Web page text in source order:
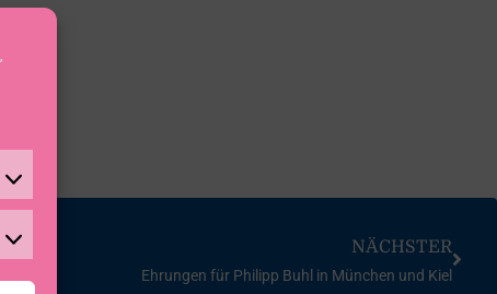
NÄCHSTER
Ehrungen für Philipp Buhl in München und Kiel